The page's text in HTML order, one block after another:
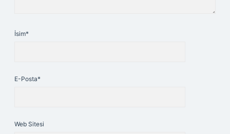
İsim*
E-Posta*
Web Sitesi